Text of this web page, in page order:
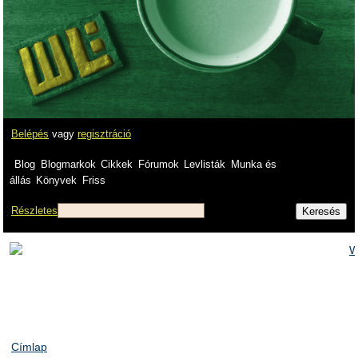
Belépés vagy regisztráció
Blog Blogmarkok Cikkek Fórumok Levlisták
Munka és
állás Könyvek Friss
Részletes
Címlap